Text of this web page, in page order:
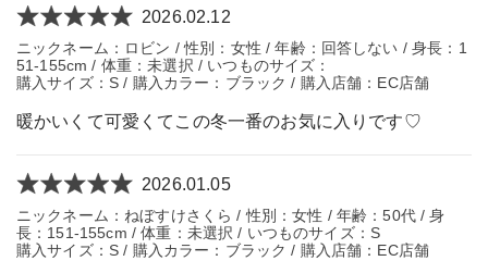
2026.02.12
ニックネーム：ロビン / 性別：女性 / 年齢：回答しない / 身長：1
51-155cm / 体重：未選択 / いつものサイズ：
購入サイズ：S / 購入カラー：ブラック / 購入店舗：EC店舗
暖かいくて可愛くてこの冬一番のお気に入りです♡
2026.01.05
ニックネーム：ねぼすけさくら / 性別：女性 / 年齢：50代 / 身
長：151-155cm / 体重：未選択 / いつものサイズ：S
購入サイズ：S / 購入カラー：ブラック / 購入店舗：EC店舗